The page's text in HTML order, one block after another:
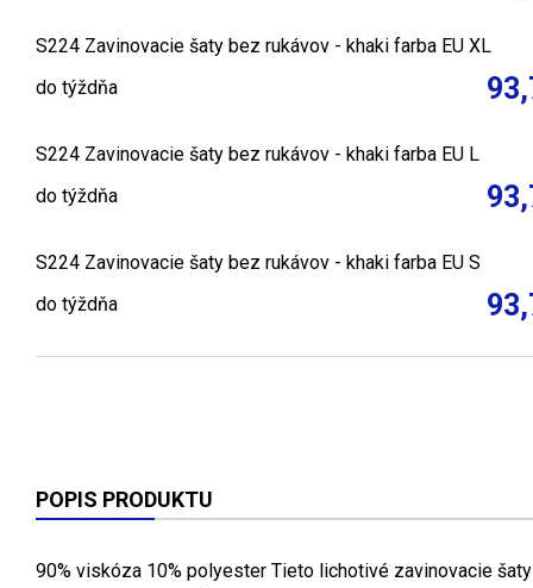
S224 Zavinovacie šaty bez rukávov - khaki farba EU XL
do týždňa
S224 Zavinovacie šaty bez rukávov - khaki farba EU L
do týždňa
S224 Zavinovacie šaty bez rukávov - khaki farba EU S
do týždňa
POPIS PRODUKTU
90% viskóza 10% polyester Tieto lichotivé zavinovacie